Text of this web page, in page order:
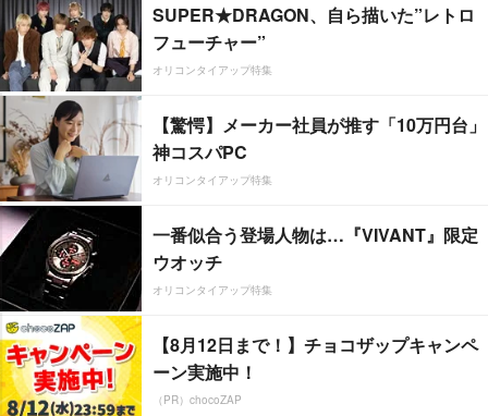
SUPER★DRAGON、自ら描いた”レトロ
フューチャー”
オリコンタイアップ特集
【驚愕】メーカー社員が推す「10万円台」
神コスパPC
オリコンタイアップ特集
一番似合う登場人物は…『VIVANT』限定
ウオッチ
オリコンタイアップ特集
【8月12日まで！】チョコザップキャンペ
ーン実施中！
（PR）chocoZAP